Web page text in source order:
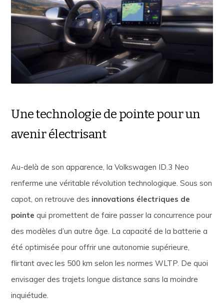
Une technologie de pointe pour un
avenir électrisant
Au-delà de son apparence, la Volkswagen ID.3 Neo
renferme une véritable révolution technologique. Sous son
capot, on retrouve des innovations électriques de
pointe qui promettent de faire passer la concurrence pour
des modèles d’un autre âge. La capacité de la batterie a
été optimisée pour offrir une autonomie supérieure,
flirtant avec les 500 km selon les normes WLTP. De quoi
envisager des trajets longue distance sans la moindre
inquiétude.